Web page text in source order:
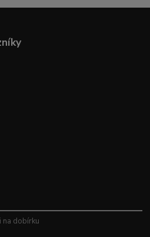
na dobírku